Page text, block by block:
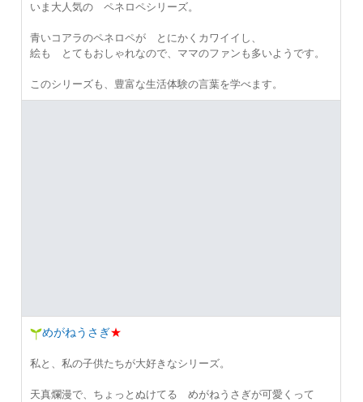
いま大人気の ペネロペシリーズ。
青いコアラのペネロペが とにかくカワイイし、
絵も とてもおしゃれなので、ママのファンも多いようです。
このシリーズも、豊富な生活体験の言葉を学べます。
めがねうさぎ★
私と、私の子供たちが大好きなシリーズ。
天真爛漫で、ちょっとぬけてる めがねうさぎが可愛くって